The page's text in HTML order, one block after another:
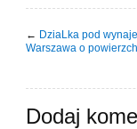
← DziaLka pod
Warszawa o
Dodaj